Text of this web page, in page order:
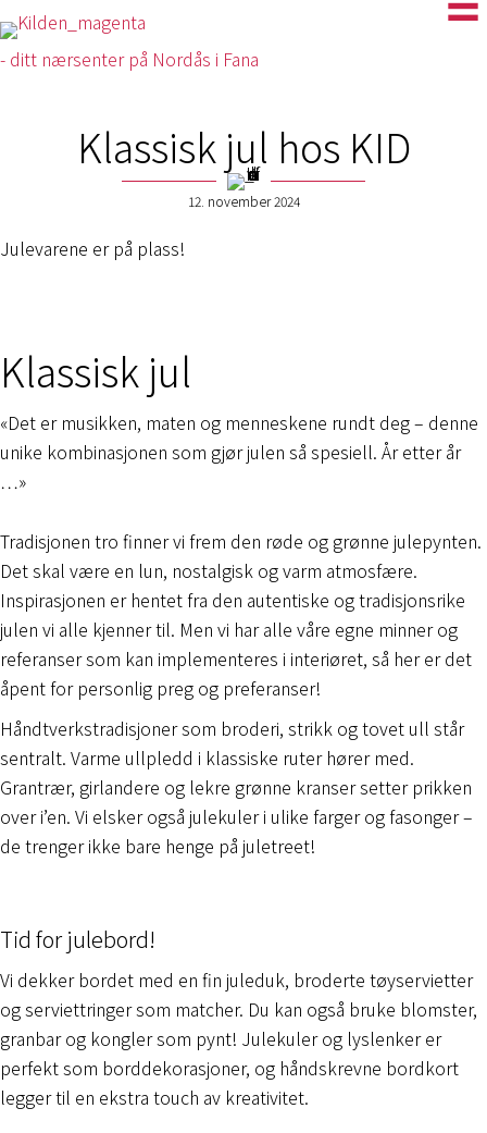
- ditt nærsenter på Nordås i Fana
Klassisk jul hos KID
12. november 2024
Julevarene er på plass!
Klassisk jul
«Det er musikken, maten og menneskene rundt deg – denne
unike kombinasjonen som gjør julen så spesiell. År etter år
…»
Tradisjonen tro finner vi frem den røde og grønne julepynten.
Det skal være en lun, nostalgisk og varm atmosfære.
Inspirasjonen er hentet fra den autentiske og tradisjonsrike
julen vi alle kjenner til. Men vi har alle våre egne minner og
referanser som kan implementeres i interiøret, så her er det
åpent for personlig preg og preferanser!
Håndtverkstradisjoner som broderi, strikk og tovet ull står
sentralt. Varme ullpledd i klassiske ruter hører med.
Grantrær, girlandere og lekre grønne kranser setter prikken
over i’en. Vi elsker også julekuler i ulike farger og fasonger –
de trenger ikke bare henge på juletreet!
Tid for julebord!
Vi dekker bordet med en fin juleduk, broderte tøyservietter
og serviettringer som matcher. Du kan også bruke blomster,
granbar og kongler som pynt! Julekuler og lyslenker er
perfekt som borddekorasjoner, og håndskrevne bordkort
legger til en ekstra touch av kreativitet.